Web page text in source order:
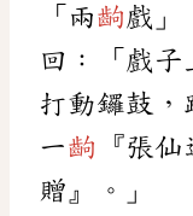
「兩齣戲」
回：「戲子
打動鑼鼓，
一齣 『張
贈』。」